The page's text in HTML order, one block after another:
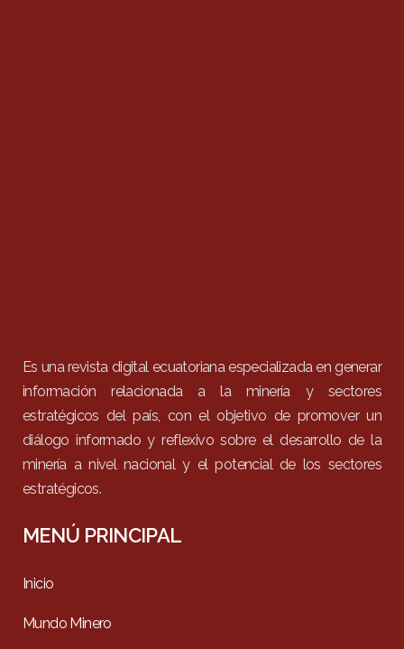
Es una revista digital ecuatoriana especializada en generar
información relacionada a la minería y sectores
estratégicos del país, con el objetivo de promover un
diálogo informado y reflexivo sobre el desarrollo de la
minería a nivel nacional y el potencial de los sectores
estratégicos.
MENÚ PRINCIPAL
Inicio
Mundo Minero